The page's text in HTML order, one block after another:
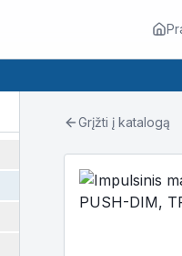
Grįžti į katalogą